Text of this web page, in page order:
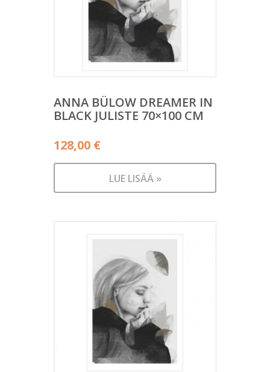
ANNA BÜLOW DREAMER IN
BLACK JULISTE 70×100 CM
128,00 €
LUE LISÄÄ »